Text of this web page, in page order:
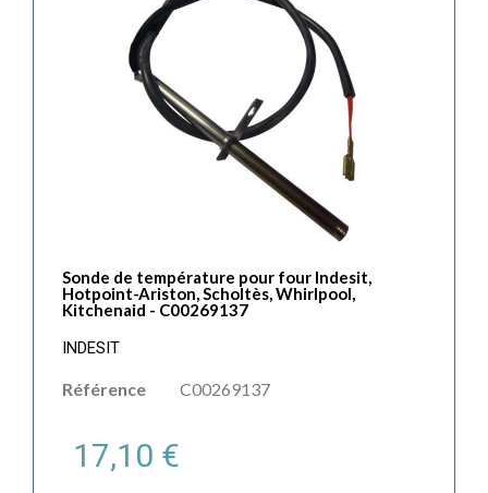
Sonde de température pour four Indesit,
Hotpoint-Ariston, Scholtès, Whirlpool,
Kitchenaid - C00269137
INDESIT
Référence C00269137
17,10 €